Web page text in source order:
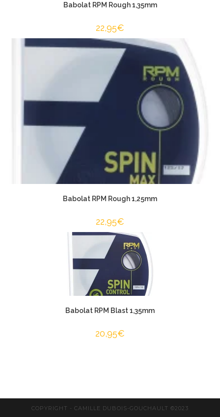
Babolat RPM Rough 1,35mm
22,95€
Babolat RPM Rough 1,25mm
22,95€
Babolat RPM Blast 1,35mm
20,95€
COPYRIGHT - CAMILLE DUBOIS-GOUCHAULT ©2023